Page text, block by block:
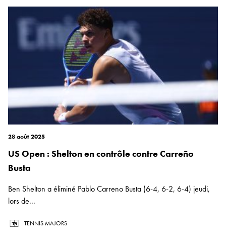
28 août 2025
US Open : Shelton en contrôle contre Carreño
Busta
Ben Shelton a éliminé Pablo Carreno Busta (6-4, 6-2, 6-4) jeudi,
lors de...
TENNIS MAJORS